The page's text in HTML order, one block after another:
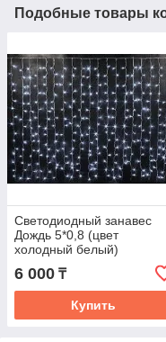
Подобные товары
Светодиодный занавес
Дождь 5*0,8 (цвет
холодный белый)
6 000 ₸
Купить